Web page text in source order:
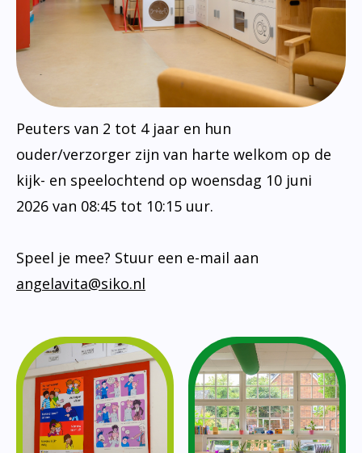
Peuters van 2 tot 4 jaar en hun
ouder/verzorger zijn van harte welkom op de
kijk- en speelochtend op woensdag 10 juni
2026 van 08:45 tot 10:15 uur.
Speel je mee? Stuur een e-mail aan
angelavita@siko.nl